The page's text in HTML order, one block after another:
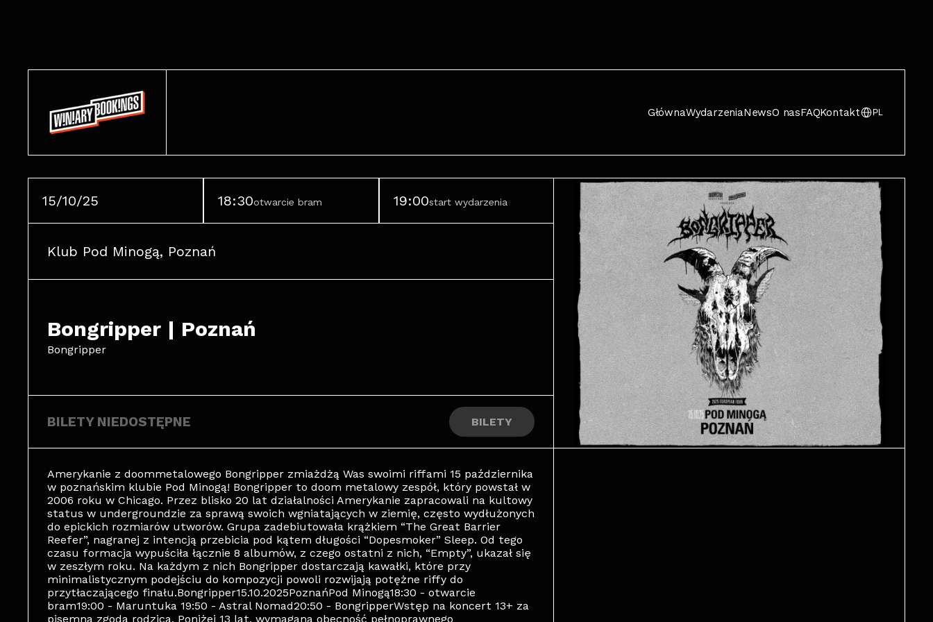
GłównaWydarzeniaNewsO nasFAQKontakt PL
15/10/25 18:30otwarcie bram 19:00start wydarzenia
Klub Pod Minogą, Poznań
Bongripper | Poznań
Bongripper
BILETY NIEDOSTĘPNE BILETY
Amerykanie z doommetalowego Bongripper zmiażdżą Was swoimi riffami 15 października
w poznańskim klubie Pod Minogą! Bongripper to doom metalowy zespół, który powstał w
2006 roku w Chicago. Przez blisko 20 lat działalności Amerykanie zapracowali na kultowy
status w undergroundzie za sprawą swoich wgniatających w ziemię, często wydłużonych
do epickich rozmiarów utworów. Grupa zadebiutowała krążkiem “The Great Barrier
Reefer”, nagranej z intencją przebicia pod kątem długości “Dopesmoker” Sleep. Od tego
czasu formacja wypuściła łącznie 8 albumów, z czego ostatni z nich, “Empty”, ukazał się
w zeszłym roku. Na każdym z nich Bongripper dostarczają kawałki, które przy
minimalistycznym podejściu do kompozycji powoli rozwijają potężne riffy do
przytłaczającego finału.Bongripper15.10.2025PoznańPod Minogą18:30 - otwarcie
bram19:00 - Maruntuka 19:50 - Astral Nomad20:50 - BongripperWstęp na koncert 13+ za
pisemną zgodą rodzica. Poniżej 13 lat, wymagana obecność pełnoprawnego